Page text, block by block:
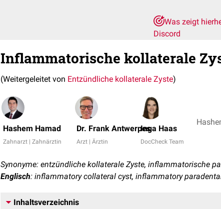
Was zeigt
Discord
Inflammatorische kollaterale
(Weitergeleitet von Entzündliche kollaterale Zyste)
Hashem Hamad
Zahnarzt | Zahnärztin
Dr. Frank Antwerpes
Arzt | Ärztin
Inga Haas
DocCheck Team
Synonyme: entzündliche kollaterale Zyste, inflammatorische
Englisch: inflammatory collateral cyst, inflammatory
Inhaltsverzeichnis